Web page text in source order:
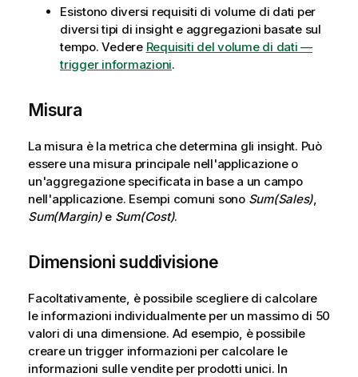
Esistono diversi requisiti di volume di dati per
diversi tipi di insight e aggregazioni basate sul
tempo. Vedere Requisiti del volume di dati —
trigger informazioni.
Misura
La misura è la metrica che determina gli insight. Può
essere una misura principale nell'applicazione o
un'aggregazione specificata in base a un campo
nell'applicazione. Esempi comuni sono Sum(Sales)
Sum(Margin)e Sum(Cost).
Dimensioni suddivisione
Facoltativamente, è possibile scegliere di calcolare
le informazioni individualmente per un massimo di 50
valori di una dimensione. Ad esempio, è possibile
creare un trigger informazioni per calcolare le
informazioni sulle vendite per prodotti unici. In